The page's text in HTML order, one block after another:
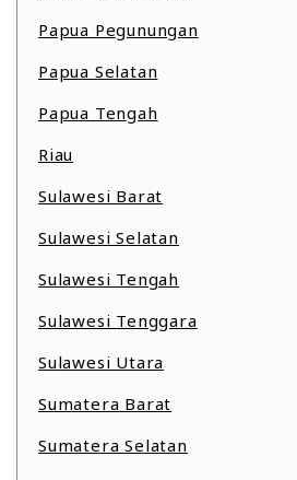
Papua Pegunungan
Papua Selatan
Papua Tengah
Riau
Sulawesi Barat
Sulawesi Selatan
Sulawesi Tengah
Sulawesi Tenggara
Sulawesi Utara
Sumatera Barat
Sumatera Selatan